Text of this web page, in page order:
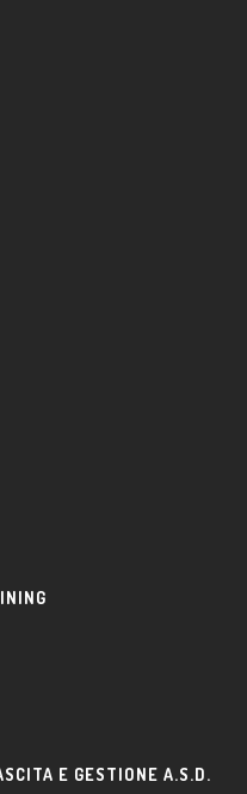
E GESTIONE A.S.D.